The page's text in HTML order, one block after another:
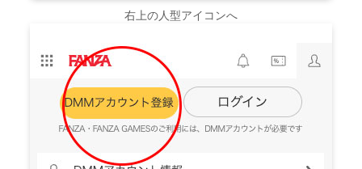
右上の人型アイコンへ